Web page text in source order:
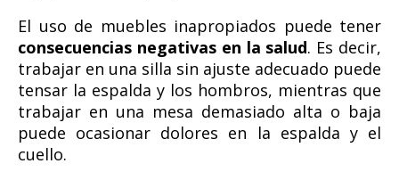
El uso de muebles inapropiados puede tener
consecuencias negativas en la salud. Es decir,
trabajar en una silla sin ajuste adecuado puede
tensar la espalda y los hombros, mientras que
trabajar en una mesa demasiado alta o baja
puede ocasionar dolores en la espalda y el
cuello.